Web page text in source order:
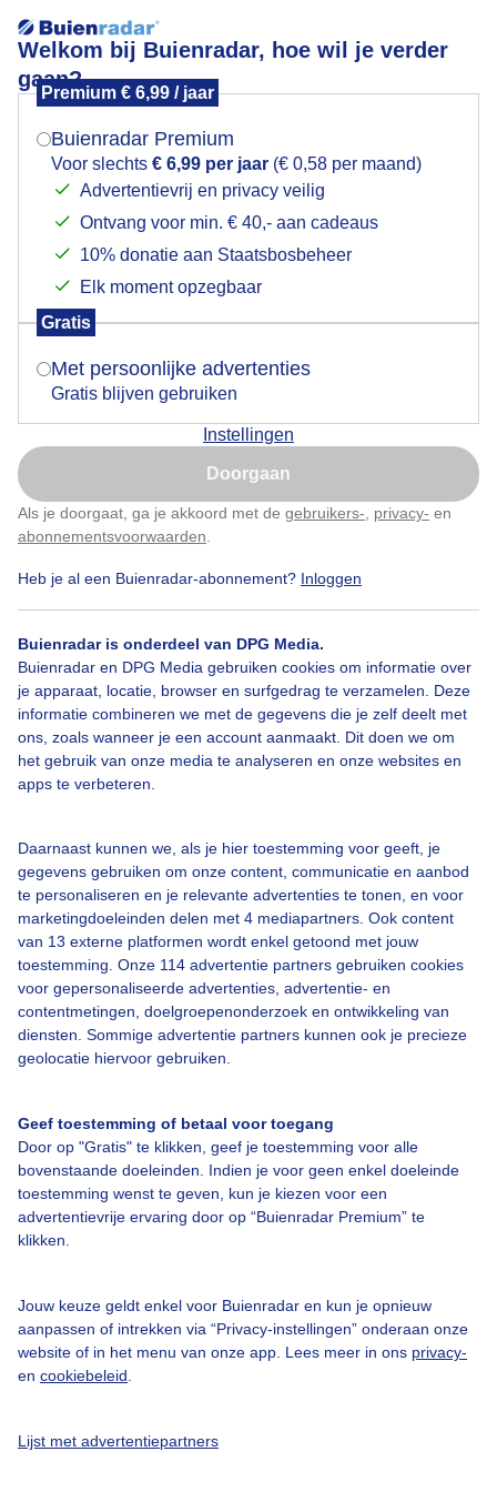
Welkom bij Buienradar, hoe wil je verder
gaan?
Premium € 6,99 / jaar
Buienradar Premium
Voor slechts € 6,99 per jaar (€ 0,58 per maand)
Advertentievrij en privacy veilig
Ontvang voor min. € 40,- aan cadeaus
10% donatie aan Staatsbosbeheer
Elk moment opzegbaar
Gratis
Met persoonlijke advertenties
Gratis blijven gebruiken
Instellingen
Doorgaan
Als je doorgaat, ga je akkoord met de gebruikers- privacy- en
abonnementsvoorwaarden
Heb je al een Buienradar-abonnement? Inloggen
Buienradar is onderdeel van DPG Media.
Buienradar en DPG Media gebruiken cookies om informatie over
je apparaat, locatie, browser en surfgedrag te verzamelen. Deze
informatie combineren we met de gegevens die je zelf deelt met
ons, zoals wanneer je een account aanmaakt. Dit doen we om
het gebruik van onze media te analyseren en onze websites en
apps te verbeteren.
Daarnaast kunnen we, als je hier toestemming voor geeft, je
gegevens gebruiken om onze content, communicatie en aanbod
te personaliseren en je relevante advertenties te tonen, en voor
marketingdoeleinden delen met 4 mediapartners. Ook content
van 13 externe platformen wordt enkel getoond met jouw
toestemming. Onze 114 advertentie partners gebruiken cookies
voor gepersonaliseerde advertenties, advertentie- en
contentmetingen, doelgroepenonderzoek en ontwikkeling van
diensten. Sommige advertentie partners kunnen ook je precieze
geolocatie hiervoor gebruiken.
Geef toestemming of betaal voor toegang
Door op "Gratis" te klikken, geef je toestemming voor alle
bovenstaande doeleinden. Indien je voor geen enkel doeleinde
toestemming wenst te geven, kun je kiezen voor een
advertentievrije ervaring door op “Buienradar Premium” te
klikken.
Jouw keuze geldt enkel voor Buienradar en kun je opnieuw
aanpassen of intrekken via “Privacy-instellingen” onderaan onze
website of in het menu van onze app. Lees meer in ons privacy-
en cookiebeleid
Lijst met advertentiepartners
Brede opklaringen
Door: Janneke Middendorp Gemaakt: 12-06-2026, 38x bekeken
Een moment geduld aub...
Over Buienradar
Bedrijfsgegevens
Veelgestelde vragen
Contact
Gebruikersvoorwaarden
Adverteren
Buienradar Team
Privacy beleid
Privacy instellingen
Gratis weerdata
Buienradar
Mogen we je locatie gebruiken voor het
Indien je hier nog geen akkoord op hebt gegeven,
verschijnt er zo een pop-up uit je browser waarin
Is goed, toon de popup
Nu niet, misschien later
Klik hierom dit aan te passen